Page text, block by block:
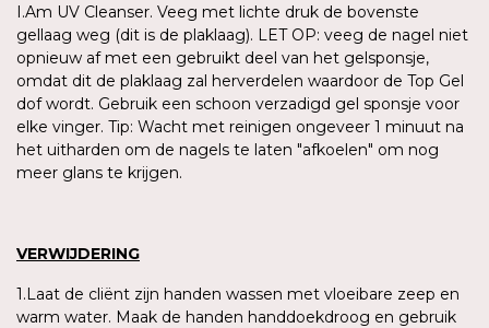
I.Am UV Cleanser. Veeg met lichte druk de bovenste
gellaag weg (dit is de plaklaag). LET OP: veeg de nagel niet
opnieuw af met een gebruikt deel van het gelsponsje,
omdat dit de plaklaag zal herverdelen waardoor de Top Gel
dof wordt. Gebruik een schoon verzadigd gel sponsje voor
elke vinger. Tip: Wacht met reinigen ongeveer 1 minuut na
het uitharden om de nagels te laten "afkoelen" om nog
meer glans te krijgen.
VERWIJDERING
1.Laat de cliënt zijn handen wassen met vloeibare zeep en
warm water. Maak de handen handdoekdroog en gebruik